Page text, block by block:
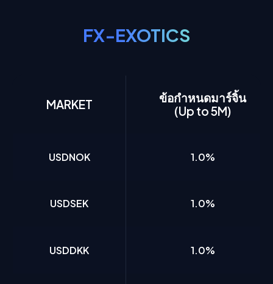
FX-EXOTICS
MARKET
USDNOK
USDSEK
USDDKK
ข้อกำหนดมาร์จิ้น
(Up to 5M)
1.0%
1.0%
1.0%